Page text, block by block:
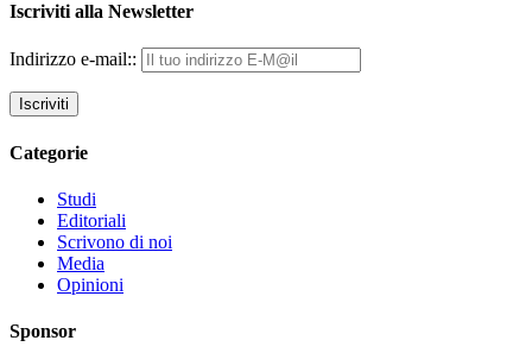
Iscriviti alla Newsletter
Indirizzo e-mail::
Categorie
Studi
Editoriali
Scrivono di noi
Media
Opinioni
Sponsor